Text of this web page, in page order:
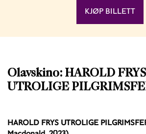
Olavskino: HAROLD FRYS
UTROLIGE
HAROLD FRYS UTROLIGE
KJØP BILLETT